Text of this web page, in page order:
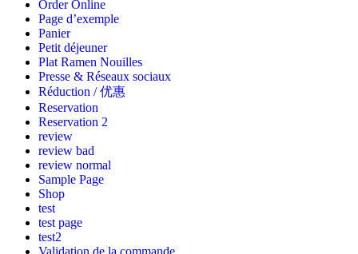
Order Online
Page d’exemple
Panier
Petit déjeuner
Plat Ramen Nouilles
Presse & Réseaux sociaux
Réduction / 优惠
Reservation
Reservation 2
review
review bad
review normal
Sample Page
Shop
test
test page
test2
Validation de la commande